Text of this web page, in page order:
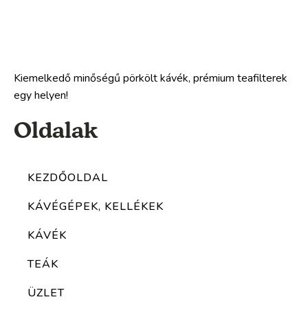
Kiemelkedő minőségű pörkölt kávék, prémium teafilterek
egy helyen!
Oldalak
KEZDŐOLDAL
KÁVÉGÉPEK, KELLÉKEK
KÁVÉK
TEÁK
ÜZLET